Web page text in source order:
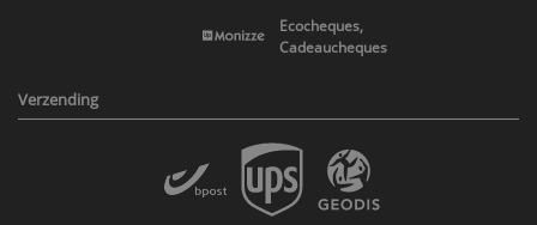
Ecocheques,
Cadeaucheques
Verzending